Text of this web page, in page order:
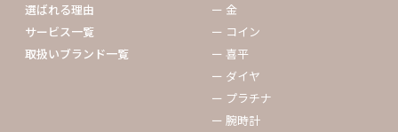
選ばれる理由
サービス一覧
取扱いブランド一覧
ー 金
ー コイン
ー 喜平
ー ダイヤ
ー プラチナ
ー 腕時計